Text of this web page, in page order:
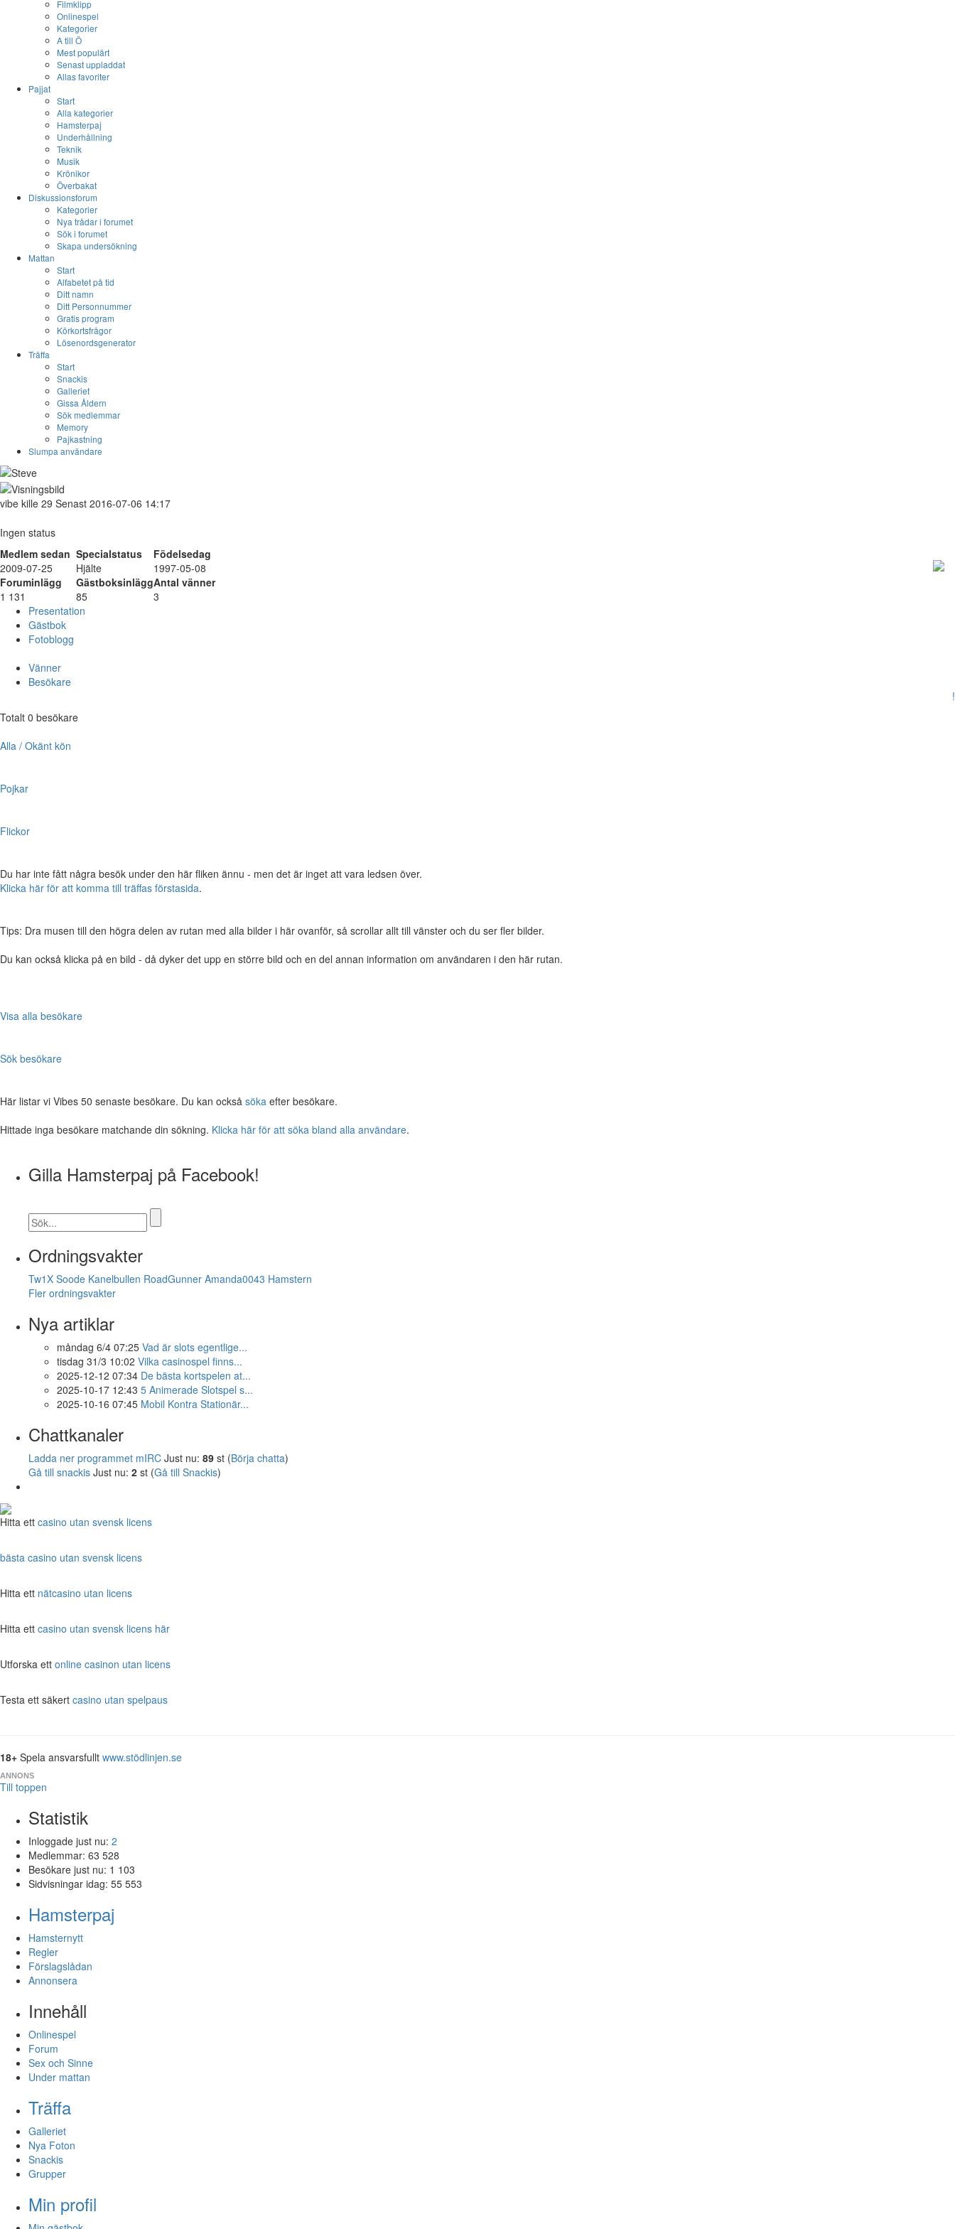
Filmklipp
Onlinespel
Kategorier
A till Ö
Mest populärt
Senast uppladdat
Allas favoriter
Pajjat
Start
Alla kategorier
Hamsterpaj
Underhållning
Teknik
Musik
Krönikor
Överbakat
Diskussionsforum
Kategorier
Nya trådar i forumet
Sök i forumet
Skapa undersökning
Mattan
Start
Alfabetet på tid
Ditt namn
Ditt Personnummer
Gratis program
Körkortsfrågor
Lösenordsgenerator
Träffa
Start
Snackis
Galleriet
Gissa Åldern
Sök medlemmar
Memory
Pajkastning
Slumpa användare
vibe kille 29 Senast 2016-07-06 14:17
Ingen status
Medlem sedan Specialstatus
Födelsedag
2009-07-25
Hjälte
1997-05-08
Foruminlägg
GästboksinläggAntal vänner
1 131
85
3
Presentation
Gästbok
Fotoblogg
Vänner
Besökare
!
Totalt 0 besökare
Alla / Okänt kön
Pojkar
Flickor
Du har inte fått några besök under den här fliken ännu - men det är inget att vara ledsen över.
Klicka här för att komma till träffas förstasida.
Tips: Dra musen till den högra delen av rutan med alla bilder i här ovanför, så scrollar allt till vänster och du ser fler bilder.
Du kan också klicka på en bild - då dyker det upp en större bild och en del annan information om användaren i den här rutan.
Visa alla besökare
Sök besökare
Här listar vi Vibes 50 senaste besökare. Du kan också söka efter besökare.
Hittade inga besökare matchande din sökning. Klicka här för att söka bland alla användare.
Gilla Hamsterpaj på Facebook!
Ordningsvakter
Tw1X Soode Kanelbullen RoadGunner Amanda0043 Hamstern
Fler ordningsvakter
Nya artiklar
måndag 6/4 07:25 Vad är slots egentlige...
tisdag 31/3 10:02 Vilka casinospel finns...
2025-12-12 07:34 De bästa kortspelen at...
2025-10-17 12:43 5 Animerade Slotspel s...
2025-10-16 07:45 Mobil Kontra Stationär...
Chattkanaler
Ladda ner programmet mIRC Just nu: 89 st (Börja chatta)
Gå till snackis Just nu: 2 st (Gå till Snackis)
Hitta ett casino utan svensk licens
bästa casino utan svensk licens
Hitta ett nätcasino utan licens
Hitta ett casino utan svensk licens här
Utforska ett online casinon utan licens
Testa ett säkert casino utan spelpaus
18+ Spela ansvarsfullt www.stödlinjen.se
ANNONS
Till toppen
Statistik
Inloggade just nu: 2
Medlemmar: 63 528
Besökare just nu: 1 103
Sidvisningar idag: 55 553
Hamsterpaj
Hamsternytt
Regler
Förslagslådan
Annonsera
Innehåll
Onlinespel
Forum
Sex och Sinne
Under mattan
Träffa
Galleriet
Nya Foton
Snackis
Grupper
Min profil